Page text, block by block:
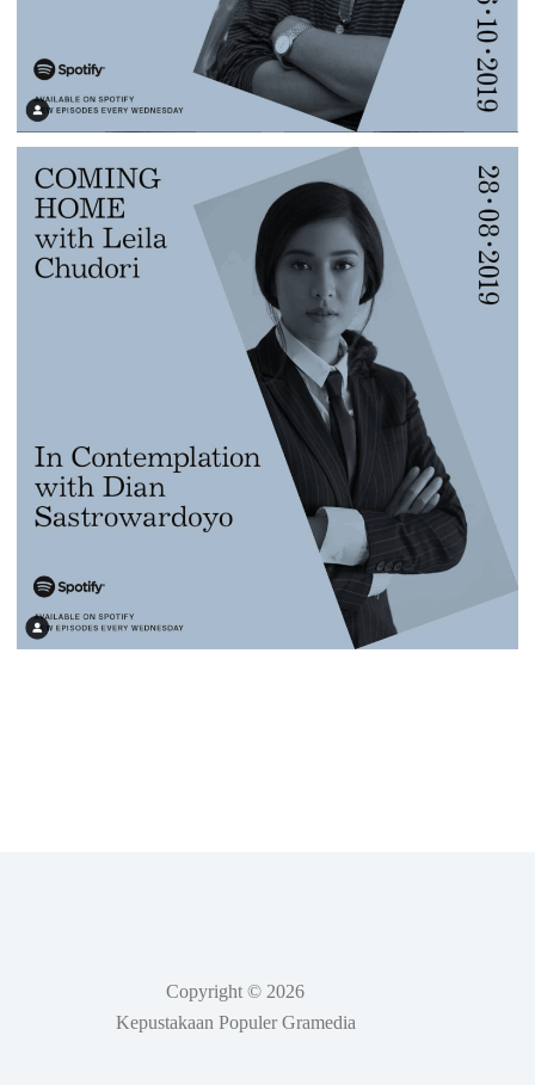
Copyright © 2026
Kepustakaan Populer Gramedia